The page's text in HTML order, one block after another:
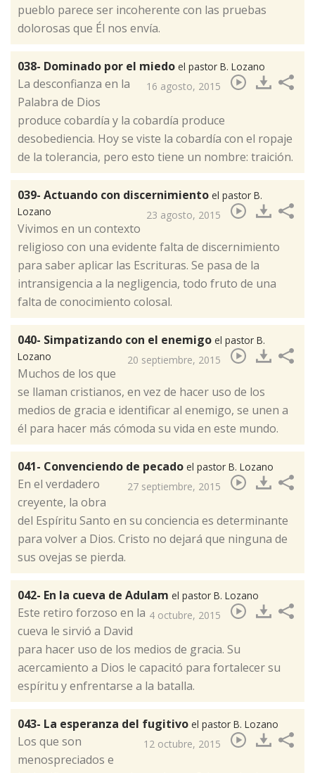
pueblo parece ser incoherente con las pruebas
dolorosas que Él nos envía.
038- Dominado por el miedo el pastor B. Lozano
16 agosto, 2015
​La desconfianza en la
Palabra de Dios
produce cobardía y la cobardía produce
desobediencia. Hoy se viste la cobardía con el ropaje
de la tolerancia, pero esto tiene un nombre: traición.
039- Actuando con discernimiento el pastor B.
Lozano
23 agosto, 2015
​Vivimos en un contexto
religioso con una evidente falta de discernimiento
para saber aplicar las Escrituras. Se pasa de la
intransigencia a la negligencia, todo fruto de una
falta de conocimiento colosal.
040- Simpatizando con el enemigo el pastor B.
Lozano
20 septiembre, 2015
​Muchos de los que
se llaman cristianos, en vez de hacer uso de los
medios de gracia e identificar al enemigo, se unen a
él para hacer más cómoda su vida en este mundo.
041- Convenciendo de pecado el pastor B. Lozano
27 septiembre, 2015
​En el verdadero
creyente, la obra
del Espíritu Santo en su conciencia es determinante
para volver a Dios. Cristo no dejará que ninguna de
sus ovejas se pierda.
042- En la cueva de Adulam el pastor B. Lozano
4 octubre, 2015
​Este retiro forzoso en la
cueva le sirvió a David
para hacer uso de los medios de gracia. Su
acercamiento a Dios le capacitó para fortalecer su
espíritu y enfrentarse a la batalla.
043- La esperanza del fugitivo el pastor B. Lozano
12 octubre, 2015
​Los que son
menospreciados e